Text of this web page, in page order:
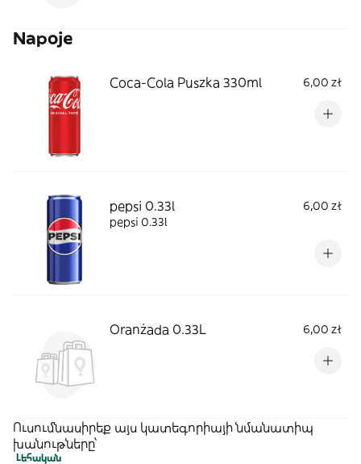
Napoje
Coca-Cola Puszka 330ml 6,00 zł
pepsi 0.33l
6,00 zł
pepsi 0.33l
Oranżada 0.33L 6,00 zł
Ուսումնասիրեք այս կատեգորիայի նմանատիպ
խանութները՝
Լեհական